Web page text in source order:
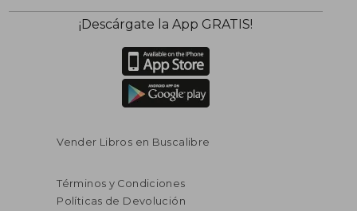
¡Descárgate la App GRATIS!
Vender Libros en Buscalibre
Términos y Condiciones
Políticas de Devolución